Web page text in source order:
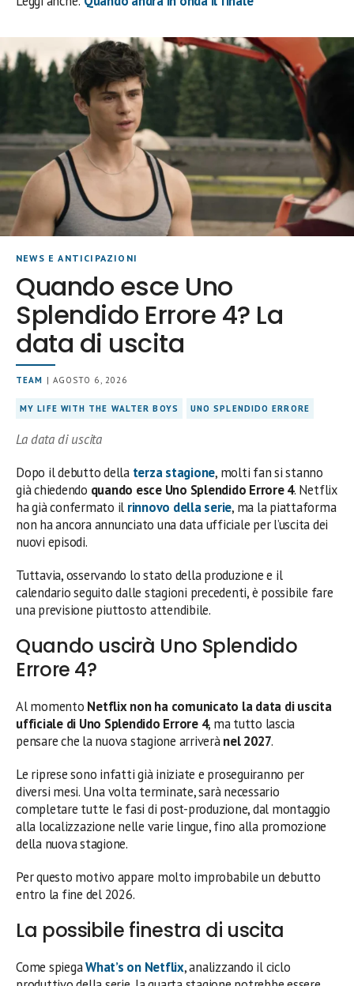
NEWS E ANTICIPAZIONI
Quando esce Uno
Splendido Errore 4? La
data di uscita
TEAM | AGOSTO 6, 2026
MY LIFE WITH THE WALTER BOYS UNO SPLENDIDO ERRORE
La data di uscita
Dopo il debutto della terza stagione, molti fan si stanno
già chiedendo quando esce Uno Splendido Errore 4. Netflix
ha già confermato il rinnovo della serie, ma la piattaforma
non ha ancora annunciato una data ufficiale per l’uscita dei
nuovi episodi.
Tuttavia, osservando lo stato della produzione e il
calendario seguito dalle stagioni precedenti, è possibile fare
una previsione piuttosto attendibile.
Quando uscirà Uno Splendido
Errore 4?
Al momento Netflix non ha comunicato la data di uscita
ufficiale di Uno Splendido Errore 4, ma tutto lascia
pensare che la nuova stagione arriverànel 2027.
Le riprese sono infatti già iniziate e proseguiranno per
diversi mesi. Una volta terminate, sarà necessario
completare tutte le fasi di post-produzione, dal montaggio
alla localizzazione nelle varie lingue, fino alla promozione
della nuova stagione.
Per questo motivo appare molto improbabile un debutto
entro la fine del 2026.
La possibile finestra di uscita
Come spiegaWhat’s on Netflix, analizzando il ciclo